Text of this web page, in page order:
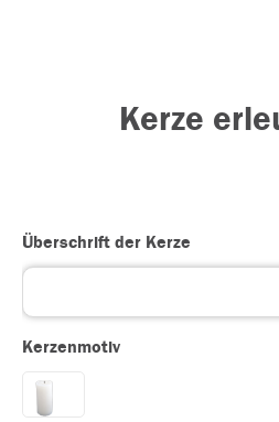
Kerze
Überschrift der Kerze
Kerzenmotiv